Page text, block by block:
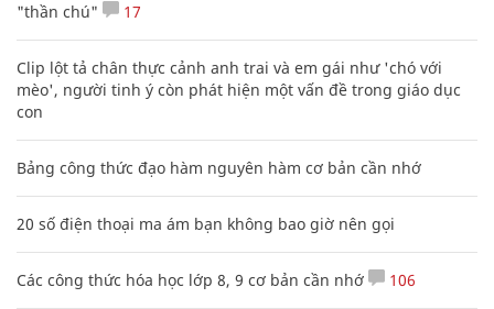
"thần chú"
17
Clip lột tả chân thực cảnh anh trai và em gái như 'chó với
mèo', người tinh ý còn phát hiện một vấn đề trong giáo dục
con
Bảng công thức đạo hàm nguyên hàm cơ bản cần nhớ
20 số điện thoại ma ám bạn không bao giờ nên gọi
Các công thức hóa học lớp 8, 9 cơ bản cần nhớ 106